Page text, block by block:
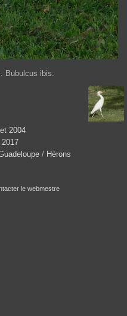
Bubulcus ibis.
2004
/ Hérons
le webmestre